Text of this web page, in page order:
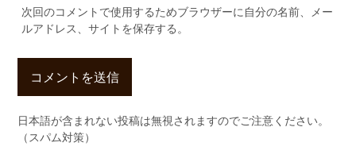
次回のコメントで使用するためブラウザーに自分の名前、メー
ルアドレス、サイトを保存する。
日本語が含まれない投稿は無視されますのでご注意ください。
（スパム対策）